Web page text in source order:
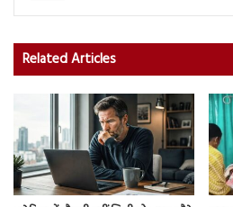
Related Articles